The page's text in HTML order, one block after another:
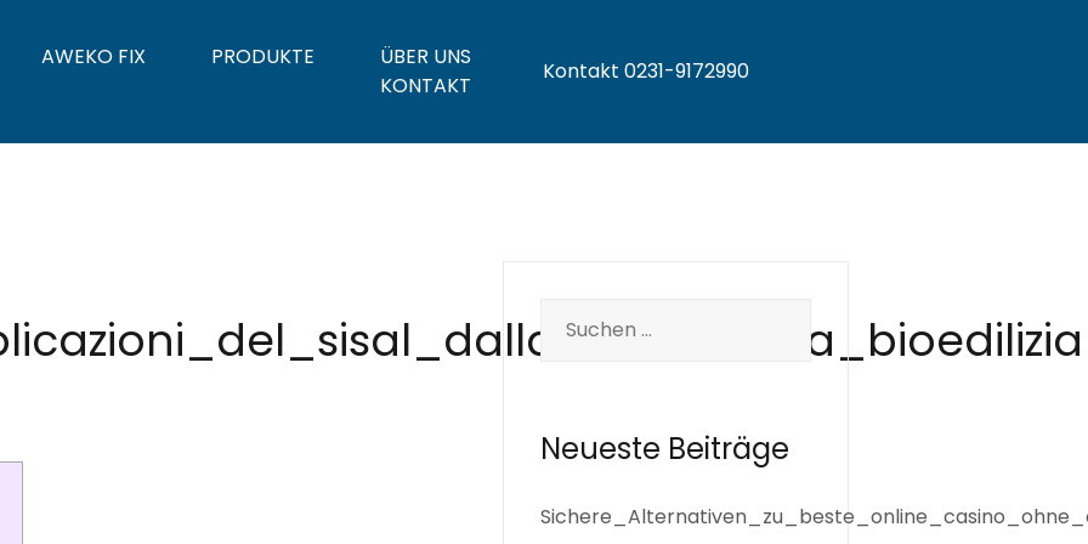
AWEKO FIX PRODUKTE
ÜBER UNS
KONTAKT
Kontakt 0231-9172990
nach:
Neueste Beiträge